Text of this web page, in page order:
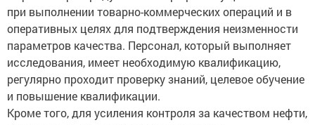
при выполнении товарно-коммерческих операций и в
оперативных целях для подтверждения неизменности
параметров качества. Персонал, который выполняет
исследования, имеет необходимую квалификацию,
регулярно проходит проверку знаний, целевое обучение
и повышение квалификации.
Кроме того, для усиления контроля за качеством нефти,